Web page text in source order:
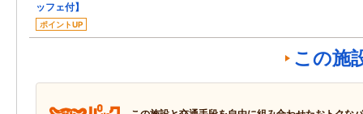
ッフェ付】
ポイントUP
この施